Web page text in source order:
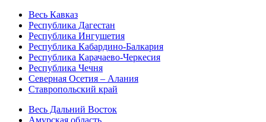
Весь Кавказ
Республика Дагестан
Республика Ингушетия
Республика Кабардино-Балкария
Республика Карачаево-Черкесия
Республика Чечня
Северная Осетия – Алания
Ставропольский край
Весь Дальний Восток
Амурская область